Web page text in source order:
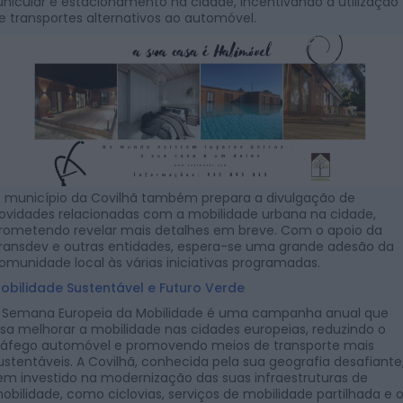
transportes alternativos ao automóvel.
município da Covilhã também prepara a divulgação de
relacionadas com a mobilidade urbana na cidade,
revelar mais detalhes em breve. Com o apoio da
e outras entidades, espera-se uma grande adesão da
local às várias iniciativas programadas.
Sustentável e Futuro Verde
Semana Europeia da Mobilidade é uma campanha anual que
melhorar a mobilidade nas cidades europeias, reduzindo o
automóvel e promovendo meios de transporte mais
A Covilhã, conhecida pela sua geografia
investido na modernização das suas infraestruturas de
como ciclovias, serviços de mobilidade partilhada e o